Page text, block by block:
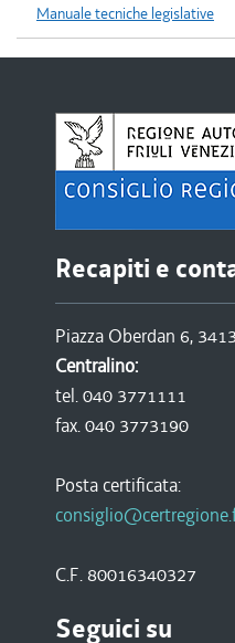
Manuale tecniche legislative
Recapiti e
Piazza Oberdan 6,
Centralino:
tel. 040 3771111
fax. 040 3773190
Posta certificata:
C.F. 80016340327
Seguici su